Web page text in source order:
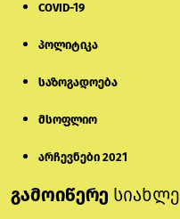
COVID-19
პოლიტიკა
საზოგადოება
მსოფლიო
არჩევნები 2021
გამოიწერე სიახლე